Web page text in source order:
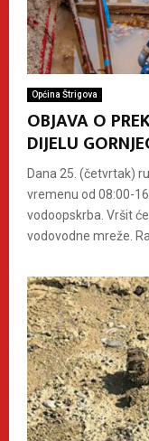
Općina Štrigova
OBJAVA O
DIJELU
Dana 25. (četvrtak)
vremenu od 08:00-
vodoopskrba. Vršit
vodovodne mreže.